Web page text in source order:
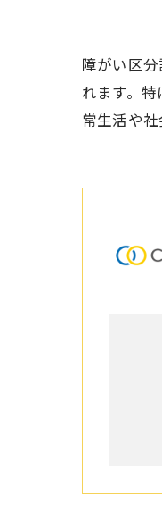
障がい区
れます。
常生活や社